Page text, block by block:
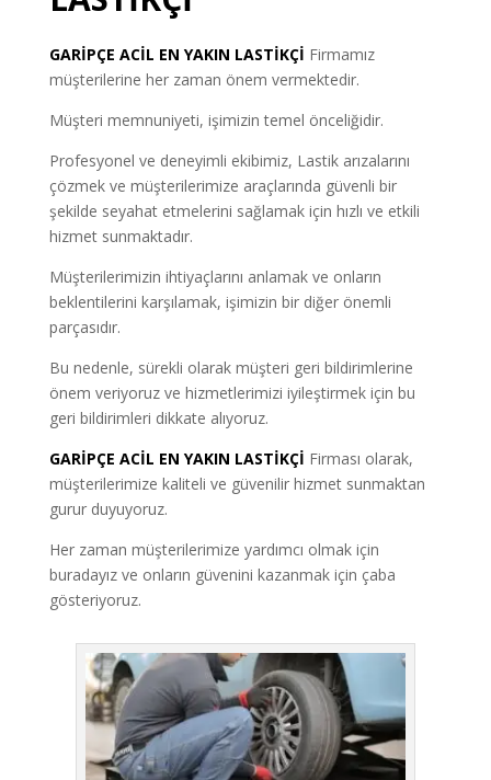
GARİPÇE ACİL EN YAKIN LASTİKÇİ Firmamız
müşterilerine her zaman önem vermektedir.
Müşteri memnuniyeti, işimizin temel önceliğidir.
Profesyonel ve deneyimli ekibimiz, Lastik arızalarını
çözmek ve müşterilerimize araçlarında güvenli bir
şekilde seyahat etmelerini sağlamak için hızlı ve etkili
hizmet sunmaktadır.
Müşterilerimizin ihtiyaçlarını anlamak ve onların
beklentilerini karşılamak, işimizin bir diğer önemli
parçasıdır.
Bu nedenle, sürekli olarak müşteri geri bildirimlerine
önem veriyoruz ve hizmetlerimizi iyileştirmek için bu
geri bildirimleri dikkate alıyoruz.
GARİPÇE ACİL EN YAKIN LASTİKÇİ Firması olarak,
müşterilerimize kaliteli ve güvenilir hizmet sunmaktan
gurur duyuyoruz.
Her zaman müşterilerimize yardımcı olmak için
buradayız ve onların güvenini kazanmak için çaba
gösteriyoruz.